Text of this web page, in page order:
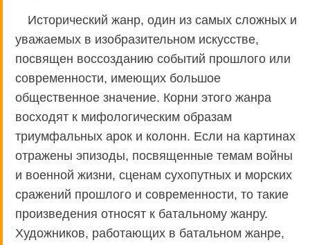
Исторический жанр, один из самых сложных и
уважаемых в изобразительном искусстве,
посвящен воссозданию событий прошлого или
современности, имеющих большое
общественное значение. Корни этого жанра
восходят к мифологическим образам
триумфальных арок и колонн. Если на картинах
отражены эпизоды, посвященные темам войны
и военной жизни, сценам сухопутных и морских
сражений прошлого и современности, то такие
произведения относят к батальному жанру.
Художников, работающих в батальном жанре,